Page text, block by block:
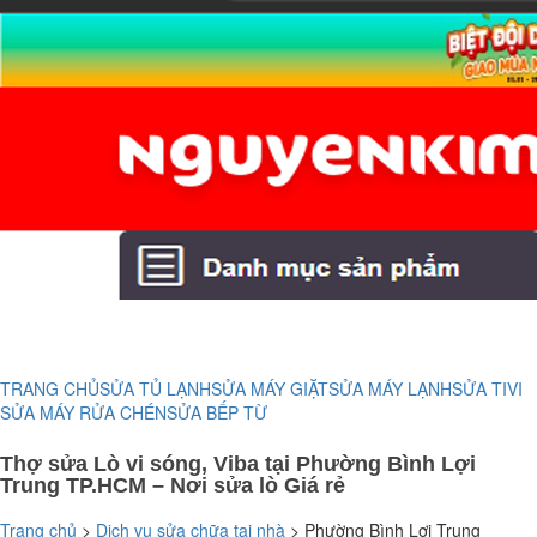
TRANG CHỦSỬA TỦ LẠNHSỬA MÁY GIẶTSỬA MÁY LẠNHSỬA TIVI
SỬA MÁY RỬA CHÉNSỬA BẾP TỪ
Thợ sửa Lò vi sóng, Viba tại Phường Bình Lợi
Trung TP.HCM – Nơi sửa lò Giá rẻ
Trang chủ > Dịch vụ sửa chữa tại nhà > Phường Bình Lợi Trung